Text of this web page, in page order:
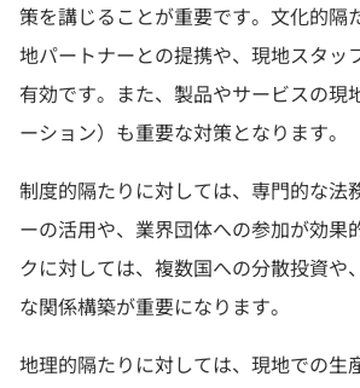
策を講じることが重要です。文化的隔
地パートナーとの提携や、現地スタッ
有効です。また、製品やサービスの現
ーション）も重要な対策となります。
制度的隔たりに対しては、専門的な法
ーの活用や、業界団体への参加が効果
クに対しては、複数国への分散投資や
な関係構築が重要になります。
地理的隔たりに対しては、現地での生